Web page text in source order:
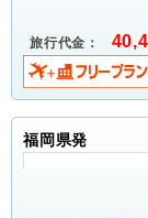
旅行代金：
福岡県発